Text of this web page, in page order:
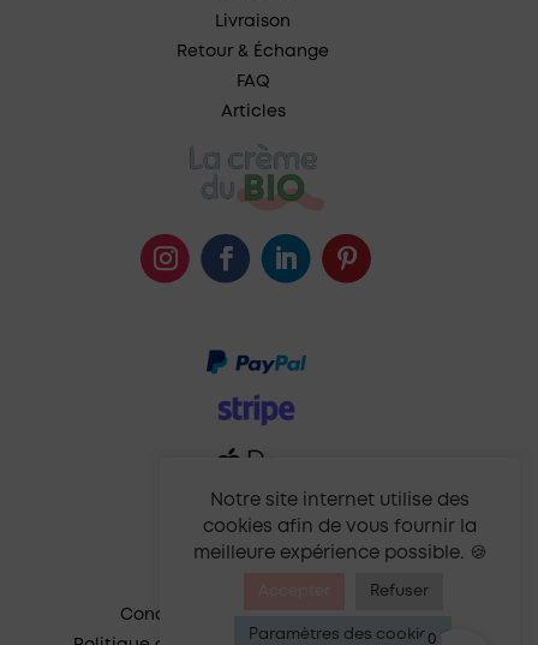
Livraison
Retour & Échange
FAQ
Articles
Conditions générales de vente
Notre site internet utilise des
cookies afin de vous fournir la
meilleure expérience possible. 🍪
Refuser
Paramètres des cookies
0